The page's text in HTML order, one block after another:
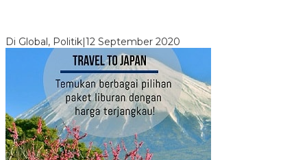
Di Global, Politik 12 September 2020